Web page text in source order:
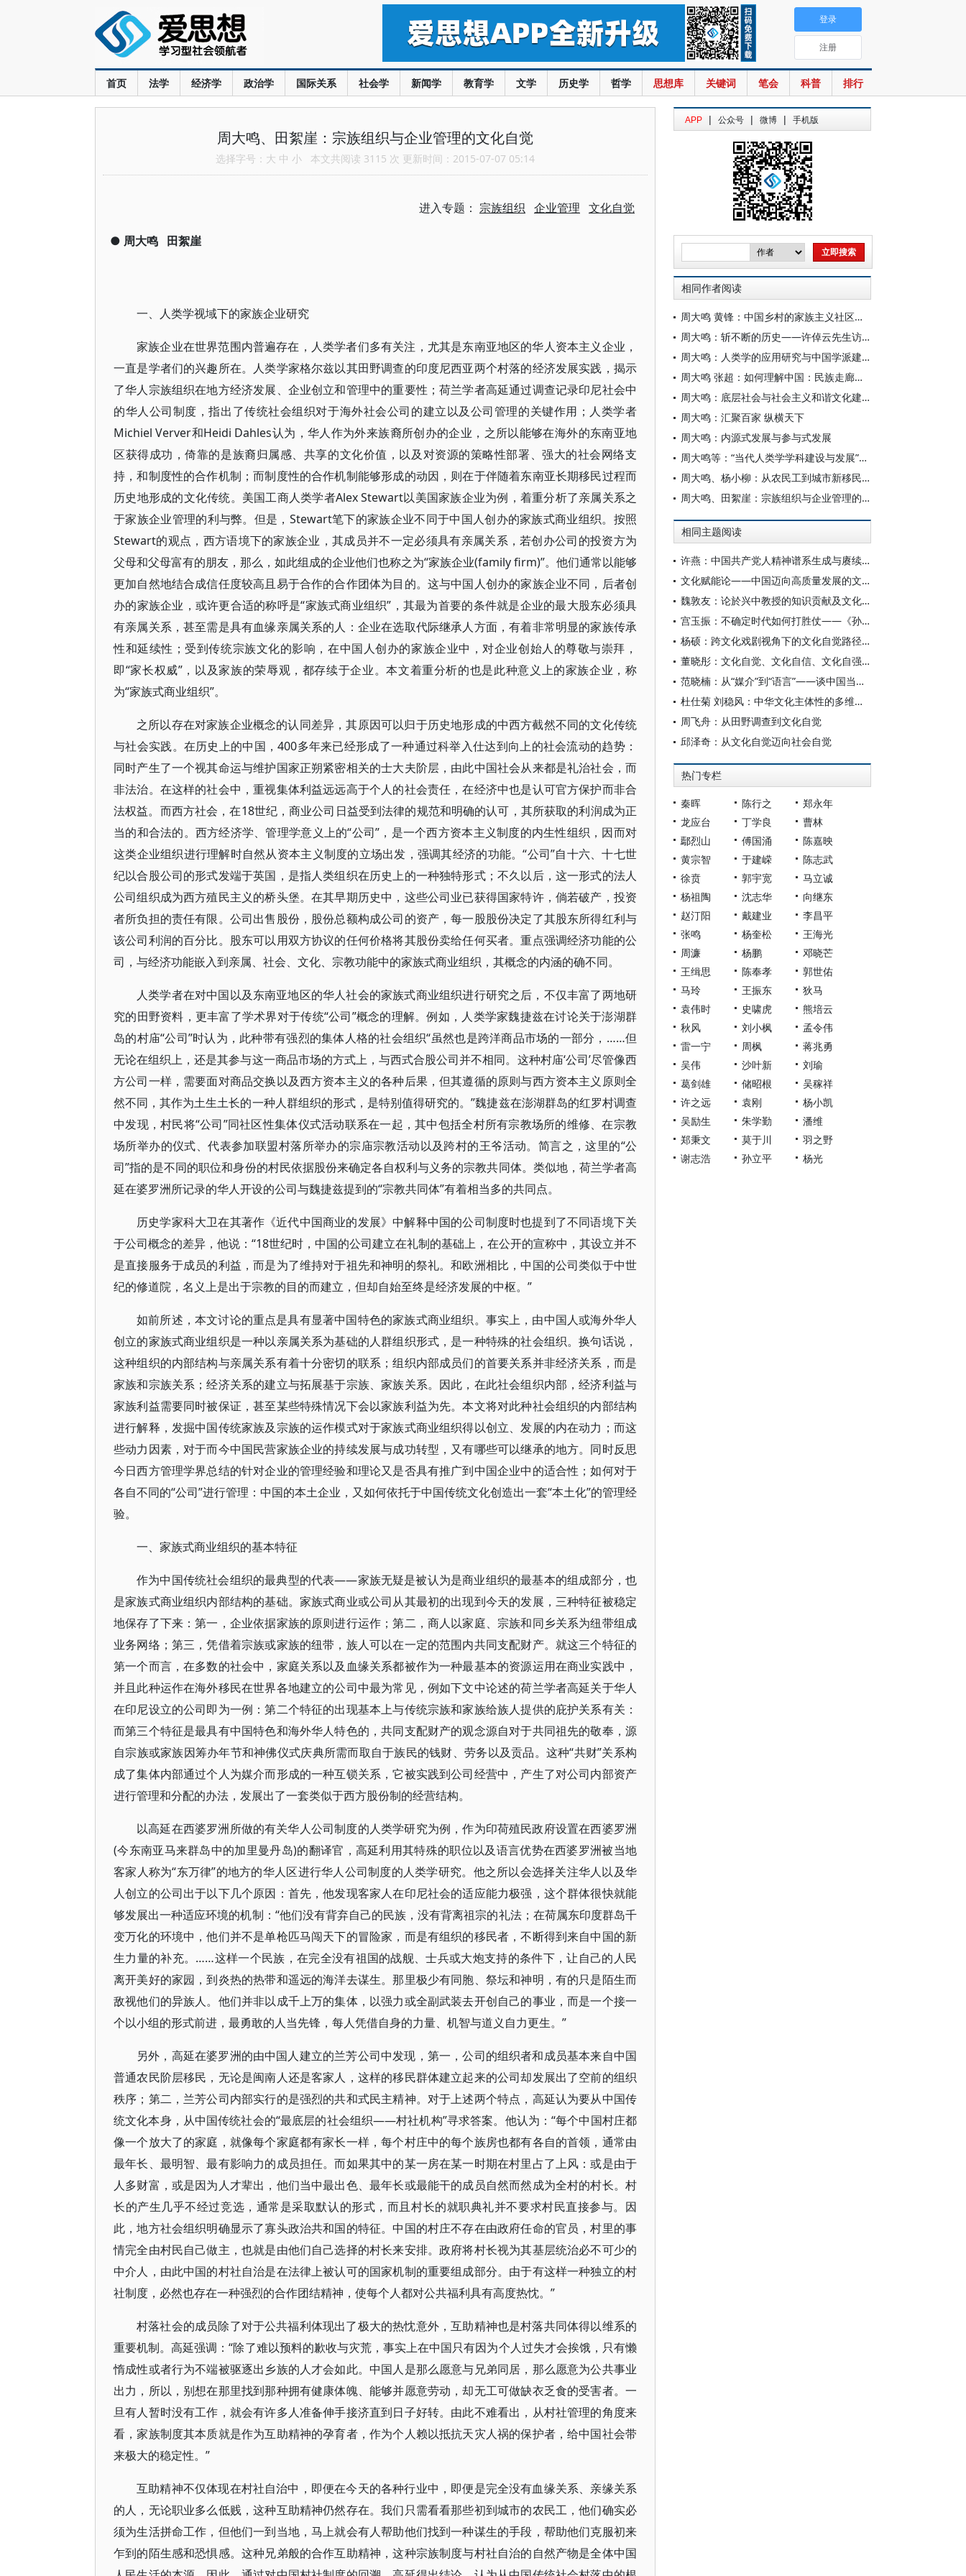
首页 法学 经济学 政治学 国际关系 社会学 新闻学 教育学 文学 历史学 哲学 思想库 关键词 笔会 科普 排行
登录
注册
周大鸣、田絮崖：宗族组织与企业管理的文化自觉
选择字号： 大 中 小 本文共阅读 3115 次 更新时间：2015-07-07 05:14
进入专题： 宗族组织 企业管理 文化自觉
● 周大鸣 田絮崖
一、人类学视域下的家族企业研究
家族企业在世界范围内普遍存在，人类学者们多有关注，尤其是东南亚地区的华人资本主义企业，
一直是学者们的兴趣所在。人类学家格尔兹以其田野调查的印度尼西亚两个村落的经济发展实践，揭示
了华人宗族组织在地方经济发展、企业创立和管理中的重要性；荷兰学者高延通过调查记录印尼社会中
的华人公司制度，指出了传统社会组织对于海外社会公司的建立以及公司管理的关键作用；人类学者
Michiel Verver和Heidi Dahles认为，华人作为外来族裔所创办的企业，之所以能够在海外的东南亚地
区获得成功，倚靠的是族裔归属感、共享的文化价值，以及对资源的策略性部署、强大的社会网络支
持，和制度性的合作机制；而制度性的合作机制能够形成的动因，则在于伴随着东南亚长期移民过程而
历史地形成的文化传统。美国工商人类学者Alex Stewart以美国家族企业为例，着重分析了亲属关系之
于家族企业管理的利与弊。但是，Stewart笔下的家族企业不同于中国人创办的家族式商业组织。按照
Stewart的观点，西方语境下的家族企业，其成员并不一定必须具有亲属关系，若创办公司的投资方为
父母和父母富有的朋友，那么，如此组成的企业他们也称之为“家族企业(family firm)”。他们通常以能够
更加自然地结合成信任度较高且易于合作的合作团体为目的。这与中国人创办的家族企业不同，后者创
办的家族企业，或许更合适的称呼是“家族式商业组织”，其最为首要的条件就是企业的最大股东必须具
有亲属关系，甚至需是具有血缘亲属关系的人：企业在选取代际继承人方面，有着非常明显的家族传承
性和延续性；受到传统宗族文化的影响，在中国人创办的家族企业中，对企业创始人的尊敬与崇拜，
即“家长权威”，以及家族的荣辱观，都存续于企业。本文着重分析的也是此种意义上的家族企业，称
为“家族式商业组织”。
之所以存在对家族企业概念的认同差异，其原因可以归于历史地形成的中西方截然不同的文化传统
与社会实践。在历史上的中国，400多年来已经形成了一种通过科举入仕达到向上的社会流动的趋势：
同时产生了一个视其命运与维护国家正朔紧密相关的士大夫阶层，由此中国社会从来都是礼治社会，而
非法治。在这样的社会中，重视集体利益远远高于个人的社会责任，在经济中也是认可官方保护而非合
法权益。而西方社会，在18世纪，商业公司日益受到法律的规范和明确的认可，其所获取的利润成为正
当的和合法的。西方经济学、管理学意义上的“公司”，是一个西方资本主义制度的内生性组织，因而对
这类企业组织进行理解时自然从资本主义制度的立场出发，强调其经济的功能。“公司”自十六、十七世
纪以合股公司的形式发端于英国，是指人类组织在历史上的一种独特形式；不久以后，这一形式的法人
公司组织成为西方殖民主义的桥头堡。在其早期历史中，这些公司业已获得国家特许，倘若破产，投资
者所负担的责任有限。公司出售股份，股份总额构成公司的资产，每一股股份决定了其股东所得红利与
该公司利润的百分比。股东可以用双方协议的任何价格将其股份卖给任何买者。重点强调经济功能的公
司，与经济功能嵌入到亲属、社会、文化、宗教功能中的家族式商业组织，其概念的内涵的确不同。
人类学者在对中国以及东南亚地区的华人社会的家族式商业组织进行研究之后，不仅丰富了两地研
究的田野资料，更丰富了学术界对于传统“公司”概念的理解。例如，人类学家魏捷兹在讨论关于澎湖群
岛的村庙“公司”时认为，此种带有强烈的集体人格的社会组织“虽然也是跨洋商品市场的一部分，……但
无论在组织上，还是其参与这一商品市场的方式上，与西式合股公司并不相同。这种村庙‘公司’尽管像西
方公司一样，需要面对商品交换以及西方资本主义的各种后果，但其遵循的原则与西方资本主义原则全
然不同，其作为土生土长的一种人群组织的形式，是特别值得研究的。”魏捷兹在澎湖群岛的红罗村调查
中发现，村民将“公司”同社区性集体仪式活动联系在一起，其中包括全村所有宗教场所的维修、在宗教
场所举办的仪式、代表参加联盟村落所举办的宗庙宗教活动以及跨村的王爷活动。简言之，这里的“公
司”指的是不同的职位和身份的村民依据股份来确定各自权利与义务的宗教共同体。类似地，荷兰学者高
延在婆罗洲所记录的华人开设的公司与魏捷兹提到的“宗教共同体”有着相当多的共同点。
历史学家科大卫在其著作《近代中国商业的发展》中解释中国的公司制度时也提到了不同语境下关
于公司概念的差异，他说：“18世纪时，中国的公司建立在礼制的基础上，在公开的宣称中，其设立并不
是直接服务于成员的利益，而是为了维持对于祖先和神明的祭礼。和欧洲相比，中国的公司类似于中世
纪的修道院，名义上是出于宗教的目的而建立，但却自始至终是经济发展的中枢。”
如前所述，本文讨论的重点是具有显著中国特色的家族式商业组织。事实上，由中国人或海外华人
创立的家族式商业组织是一种以亲属关系为基础的人群组织形式，是一种特殊的社会组织。换句话说，
这种组织的内部结构与亲属关系有着十分密切的联系；组织内部成员们的首要关系并非经济关系，而是
家族和宗族关系；经济关系的建立与拓展基于宗族、家族关系。因此，在此社会组织内部，经济利益与
家族利益需要同时被保证，甚至某些特殊情况下会以家族利益为先。本文将对此种社会组织的内部结构
进行解释，发掘中国传统家族及宗族的运作模式对于家族式商业组织得以创立、发展的内在动力；而这
些动力因素，对于而今中国民营家族企业的持续发展与成功转型，又有哪些可以继承的地方。同时反思
今日西方管理学界总结的针对企业的管理经验和理论又是否具有推广到中国企业中的适合性；如何对于
各自不同的“公司”进行管理：中国的本土企业，又如何依托于中国传统文化创造出一套“本土化”的管理经
验。
一、家族式商业组织的基本特征
作为中国传统社会组织的最典型的代表——家族无疑是被认为是商业组织的最基本的组成部分，也
是家族式商业组织内部结构的基础。家族式商业或公司从其最初的出现到今天的发展，三种特征被稳定
地保存了下来：第一，企业依据家族的原则进行运作；第二，商人以家庭、宗族和同乡关系为纽带组成
业务网络；第三，凭借着宗族或家族的纽带，族人可以在一定的范围内共同支配财产。就这三个特征的
第一个而言，在多数的社会中，家庭关系以及血缘关系都被作为一种最基本的资源运用在商业实践中，
并且此种运作在海外移民在世界各地建立的公司中最为常见，例如下文中论述的荷兰学者高延关于华人
在印尼设立的公司即为一例：第二个特征的出现基本上与传统宗族和家族给族人提供的庇护关系有关：
而第三个特征是最具有中国特色和海外华人特色的，共同支配财产的观念源自对于共同祖先的敬奉，源
自宗族或家族因筹办年节和神佛仪式庆典所需而取自于族民的钱财、劳务以及贡品。这种“共财”关系构
成了集体内部通过个人为媒介而形成的一种互锁关系，它被实践到公司经营中，产生了对公司内部资产
进行管理和分配的办法，发展出了一套类似于西方股份制的经营结构。
以高延在西婆罗洲所做的有关华人公司制度的人类学研究为例，作为印荷殖民政府设置在西婆罗洲
(今东南亚马来群岛中的加里曼丹岛)的翻译官，高延利用其特殊的职位以及语言优势在西婆罗洲被当地
客家人称为“东万律”的地方的华人区进行华人公司制度的人类学研究。他之所以会选择关注华人以及华
人创立的公司出于以下几个原因：首先，他发现客家人在印尼社会的适应能力极强，这个群体很快就能
够发展出一种适应环境的机制：“他们没有背弃自己的民族，没有背离祖宗的礼法；在荷属东印度群岛千
变万化的环境中，他们并不是单枪匹马闯天下的冒险家，而是有组织的移民者，不断得到来自中国的新
生力量的补充。……这样一个民族，在完全没有祖国的战舰、士兵或大炮支持的条件下，让自己的人民
离开美好的家园，到炎热的热带和遥远的海洋去谋生。那里极少有同胞、祭坛和神明，有的只是陌生而
敌视他们的异族人。他们并非以成千上万的集体，以强力或全副武装去开创自己的事业，而是一个接一
个以小组的形式前进，最勇敢的人当先锋，每人凭借自身的力量、机智与道义自力更生。”
另外，高延在婆罗洲的由中国人建立的兰芳公司中发现，第一，公司的组织者和成员基本来自中国
普通农民阶层移民，无论是闽南人还是客家人，这样的移民群体建立起来的公司却发展出了空前的组织
秩序；第二，兰芳公司内部实行的是强烈的共和式民主精神。对于上述两个特点，高延认为要从中国传
统文化本身，从中国传统社会的“最底层的社会组织——村社机构”寻求答案。他认为：“每个中国村庄都
像一个放大了的家庭，就像每个家庭都有家长一样，每个村庄中的每个族房也都有各自的首领，通常由
最年长、最明智、最有影响力的成员担任。而如果其中的某一房在某一时期在村里占了上风：或是由于
人多财富，或是因为人才辈出，他们当中最出色、最年长或最能干的成员自然而然成为全村的村长。村
长的产生几乎不经过竞选，通常是采取默认的形式，而且村长的就职典礼并不要求村民直接参与。因
此，地方社会组织明确显示了寡头政治共和国的特征。中国的村庄不存在由政府任命的官员，村里的事
情完全由村民自己做主，也就是由他们自己选择的村长来安排。政府将村长视为其基层统治必不可少的
中介人，由此中国的村社自治是在法律上被认可的国家机制的重要组成部分。由于有这样一种独立的村
社制度，必然也存在一种强烈的合作团结精神，使每个人都对公共福利具有高度热忱。”
村落社会的成员除了对于公共福利体现出了极大的热忱意外，互助精神也是村落共同体得以维系的
重要机制。高延强调：“除了难以预料的歉收与灾荒，事实上在中国只有因为个人过失才会挨饿，只有懒
惰成性或者行为不端被驱逐出乡族的人才会如此。中国人是那么愿意与兄弟同居，那么愿意为公共事业
出力，所以，别想在那里找到那种拥有健康体魄、能够并愿意劳动，却无工可做缺衣乏食的受害者。一
旦有人暂时没有工作，就会有许多人准备伸手接济直到日子好转。由此不难看出，从村社管理的角度来
看，家族制度其本质就是作为互助精神的孕育者，作为个人赖以抵抗天灾人祸的保护者，给中国社会带
来极大的稳定性。”
互助精神不仅体现在村社自治中，即便在今天的各种行业中，即便是完全没有血缘关系、亲缘关系
的人，无论职业多么低贱，这种互助精神仍然存在。我们只需看看那些初到城市的农民工，他们确实必
须为生活拼命工作，但他们一到当地，马上就会有人帮助他们找到一种谋生的手段，帮助他们克服初来
乍到的陌生感和恐惧感。这种兄弟般的合作互助精神，这种宗族制度与村社自治的自然产物是全体中国
APP | 公众号 | 微博 | 手机版
相同作者阅读
周大鸣 黄锋：中国乡村的家族主义社区及其发展演化——基于葛学溥凤凰村研究的进一步讨论
周大鸣：斩不断的历史——许倬云先生访谈录
周大鸣：人类学的应用研究与中国学派建设
周大鸣 张超：如何理解中国：民族走廊研究的历史与现实意义
周大鸣：底层社会与社会主义和谐文化建设
周大鸣：汇聚百家 纵横天下
周大鸣：内源式发展与参与式发展
周大鸣等：“当代人类学学科建设与发展”专题研讨
周大鸣、杨小柳：从农民工到城市新移民：一个概念、一种思路
周大鸣、田絮崖：宗族组织与企业管理的文化自觉
相同主题阅读
许燕：中国共产党人精神谱系生成与赓续的文化自觉
文化赋能论——中国迈向高质量发展的文化自觉
魏敦友：论於兴中教授的知识贡献及文化自觉意义
宫玉振：不确定时代如何打胜仗——《孙子兵法》的企业管理智慧
杨硕：跨文化戏剧视角下的文化自觉路径研究——以德、俄、中《理查三世》的导演创作为例
董晓彤：文化自觉、文化自信、文化自强：理解习近平文化思想的三重视角
范晓楠：从“媒介”到“语言”——谈中国当代油画的文化自觉
杜仕菊 刘稳风：中华文化主体性的多维哲学阐释
周飞舟：从田野调查到文化自觉
邱泽奇：从文化自觉迈向社会自觉
热门专栏
秦晖 陈行之
郑永年
龙应台
丁学良
曹林
鄢烈山
傅国涌
陈嘉映
黄宗智
于建嵘
陈志武
徐贲
郭宇宽
马立诚
杨祖陶
沈志华
向继东
赵汀阳
戴建业
李昌平
张鸣
杨奎松
王海光
周濂
杨鹏
邓晓芒
王缉思
陈奉孝
郭世佑
马玲
王振东
狄马
袁伟时
史啸虎
熊培云
秋风
刘小枫
孟令伟
雷一宁
周枫
蒋兆勇
吴伟
沙叶新
刘瑜
葛剑雄
储昭根
吴稼祥
许之远
袁刚
杨小凯
吴励生
朱学勤
潘维
郑秉文
莫于川
羽之野
谢志浩
孙立平 杨光